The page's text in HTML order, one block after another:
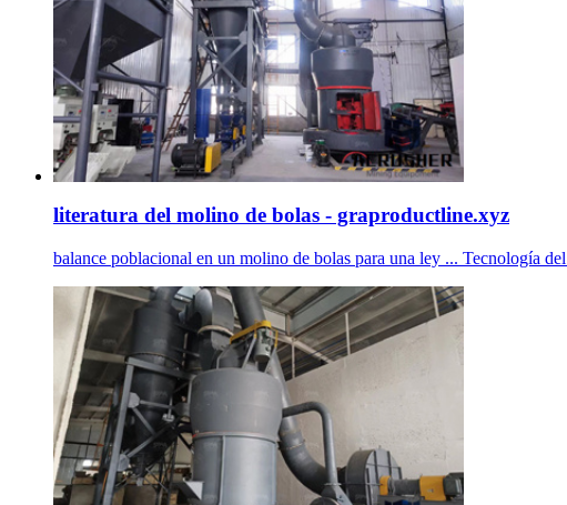
literatura del molino de bolas - graproductline.xyz
balance poblacional en un molino de bolas para una ley ... Tecnología